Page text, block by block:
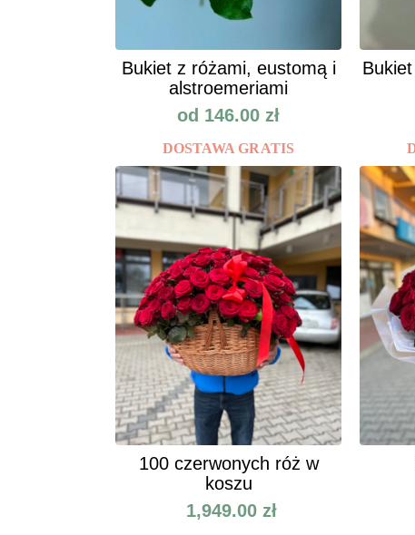
Bukiet z różami, eustomą i
alstroemeriami
od 146.00 zł
DOSTAWA GRATIS
100 czerwonych róż w
koszu
1,949.00 zł